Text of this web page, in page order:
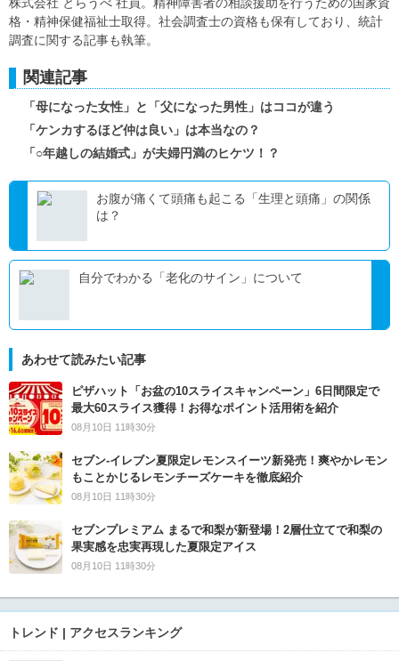
格・精神保健福祉士取得。社会調査士の資格も保有しており、統計
調査に関する記事も執筆。
関連記事
「母になった女性」と「父になった男性」はココが違う
「ケンカするほど仲は良い」は本当なの？
「○年越しの結婚式」が夫婦円満のヒケツ！？
お腹が痛くて頭痛も起こる「生理と頭痛」の関係
は？
自分でわかる「老化のサイン」について
あわせて読みたい記事
ピザハット「お盆の10スライスキャンペーン」6日間限定で
最大60スライス獲得！お得なポイント活用術を紹介
08月10日 11時30分
セブン‐イレブン夏限定レモンスイーツ新発売！爽やかレモン
もことかじるレモンチーズケーキを徹底紹介
08月10日 11時30分
セブンプレミアム まるで和梨が新登場！2層仕立てで和梨の
果実感を忠実再現した夏限定アイス
08月10日 11時30分
トレンド | アクセスランキング